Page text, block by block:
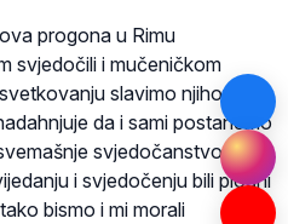
progona u Rimu
svjedočili i mučeničkom
slavimo njihov
da i sami postanemo
svjedočanstvo za
i svjedočenju bili plodni
bismo i mi morali